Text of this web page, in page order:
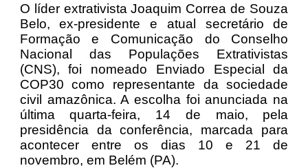
O líder extrativista Joaquim Correa de Souza
Belo, ex-presidente e atual secretário de
Formação e Comunicação do Conselho
Nacional das Populações Extrativistas
(CNS), foi nomeado Enviado Especial da
COP30 como representante da sociedade
civil amazônica. A escolha foi anunciada na
última quarta-feira, 14 de maio, pela
presidência da conferência, marcada para
acontecer entre os dias 10 e 21 de
novembro, em Belém (PA).